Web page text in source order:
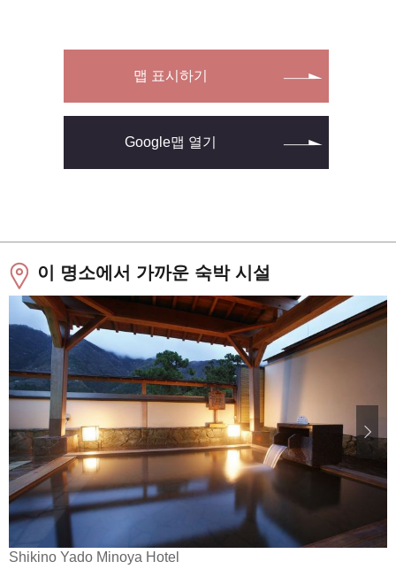
맵 표시하기
Google맵 열기
이 명소에서 가까운 숙박 시설
Shikino Yado Minoya Hotel